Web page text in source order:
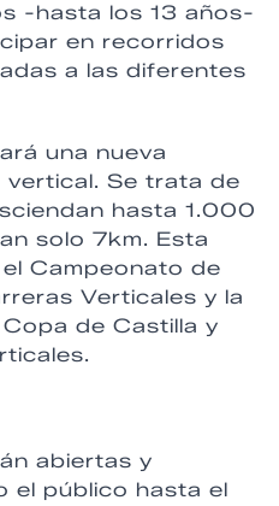
-hasta los 13 años-
en recorridos
a las diferentes
una nueva
vertical. Se trata de
hasta 1.000
solo 7km. Esta
Campeonato de
Verticales y la
de Castilla y
abiertas y
el público hasta el